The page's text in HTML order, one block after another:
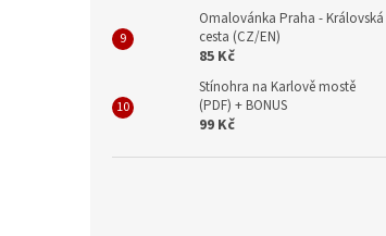
Omalovánka Praha - Královská
cesta (CZ/EN)
85 Kč
Stínohra na Karlově mostě
(PDF) + BONUS
99 Kč